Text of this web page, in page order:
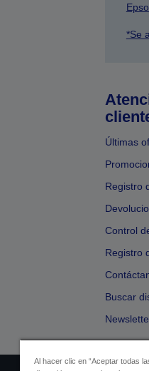
*Se
Últimas
Registro
Control
Registro
Buscar
Al hacer clic en “Aceptar todas